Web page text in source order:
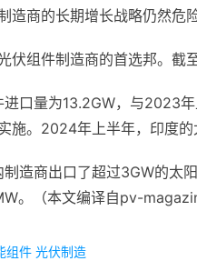
造商的长期增长战略仍然
伏组件制造商的首选邦。截
口量为13.2GW，与2023
施。2024年上半年，印度
造商出口了超过3GW的太
。（本文编译自pv-
组件 光伏制造